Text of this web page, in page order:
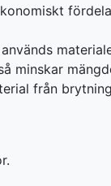
minskar
från